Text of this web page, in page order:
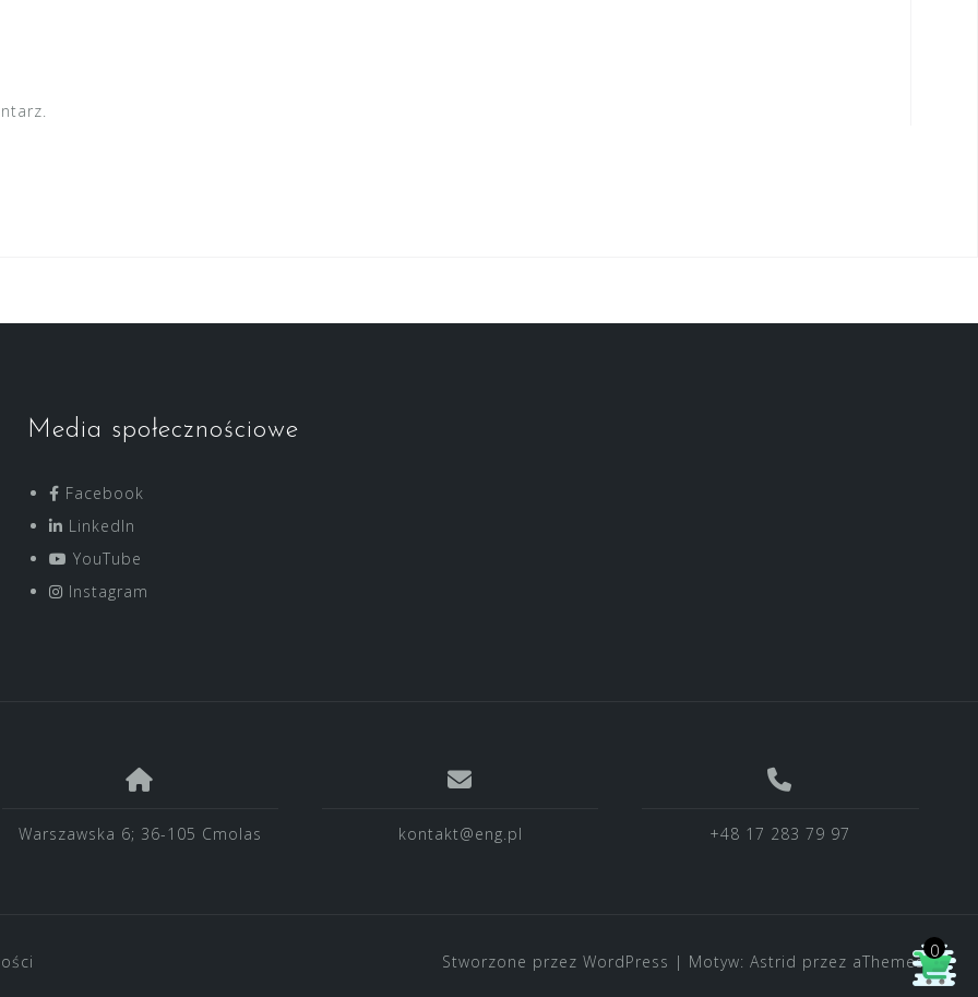
Media społecznościowe
Facebook
LinkedIn
YouTube
Instagram
Warszawska 6; 36-105 Cmolas kontakt@eng.pl +48 17 283 79 97
Stworzone przez WordPress | Motyw: Astrid przez aThemes.
0